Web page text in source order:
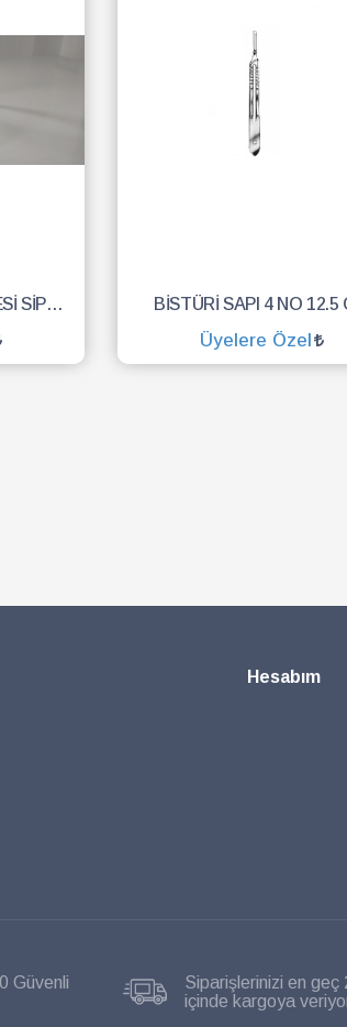
KORUYUCU YÜZ MASKESİ SİPERLİK.YÜZ KALKANI.DENTAL MASKE BİSTÜRİ SAPI 4 NO 12.5
Üyelere Özel
Hesabım
Güvenli
Siparişlerinizi en geç
içinde kargoya